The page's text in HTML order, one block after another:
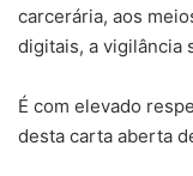
carcerária, aos
digitais, a vigilância
É com elevado
desta carta aberta